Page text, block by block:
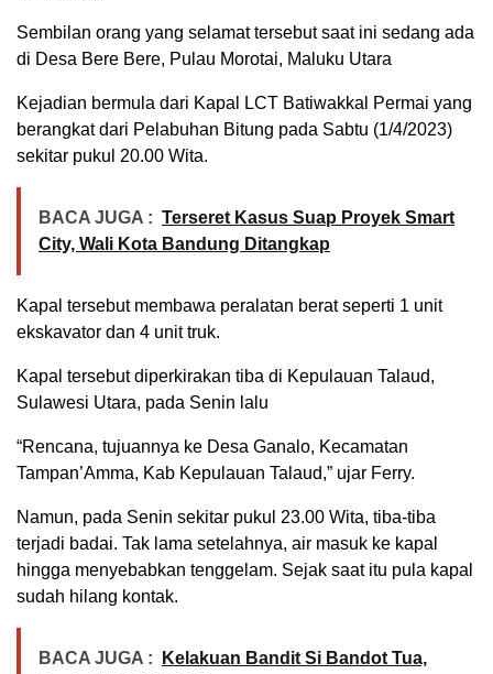
Sembilan orang yang selamat tersebut saat ini sedang ada
di Desa Bere Bere, Pulau Morotai, Maluku Utara
Kejadian bermula dari Kapal LCT Batiwakkal Permai yang
berangkat dari Pelabuhan Bitung pada Sabtu (1/4/2023)
sekitar pukul 20.00 Wita.
BACA JUGA : Terseret Kasus Suap Proyek Smart
City, Wali Kota Bandung Ditangkap
Kapal tersebut membawa peralatan berat seperti 1 unit
ekskavator dan 4 unit truk.
Kapal tersebut diperkirakan tiba di Kepulauan Talaud,
Sulawesi Utara, pada Senin lalu
“Rencana, tujuannya ke Desa Ganalo, Kecamatan
Tampan’Amma, Kab Kepulauan Talaud,” ujar Ferry.
Namun, pada Senin sekitar pukul 23.00 Wita, tiba-tiba
terjadi badai. Tak lama setelahnya, air masuk ke kapal
hingga menyebabkan tenggelam. Sejak saat itu pula kapal
sudah hilang kontak.
BACA JUGA :
Kelakuan Bandit Si Bandot Tua,